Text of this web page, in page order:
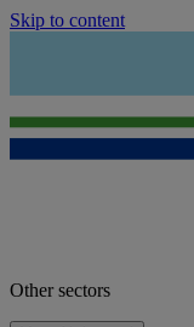
Skip to content
Other sectors